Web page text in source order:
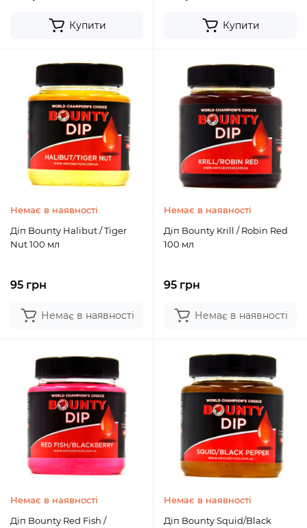
Купити Купити
Немає в наявності
Діп Bounty Halibut / Tiger
Nut 100 мл
95 грн
Немає в наявності
Немає в наявності
Діп Bounty Krill / Robin Red
100 мл
95 грн
Немає в наявності
Немає в наявності
Діп Bounty Red Fish /
Немає в наявності
Діп Bounty Squid/Black